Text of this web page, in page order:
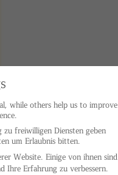
while others help us to improve
freiwilligen Diensten geben
um Erlaubnis bitten.
Website. Einige von ihnen sind
Ihre Erfahrung zu verbessern.